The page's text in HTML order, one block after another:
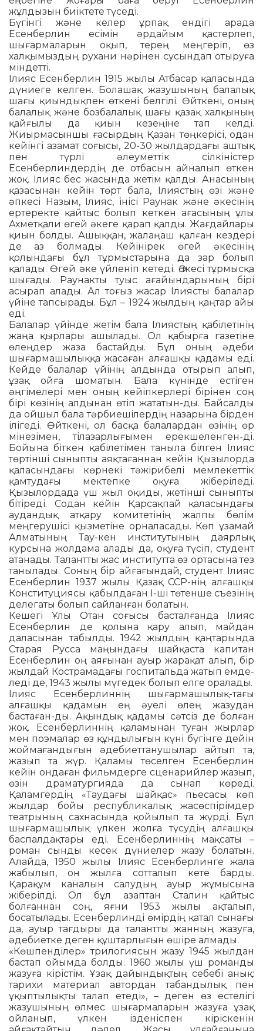
жұлдызын биіктете түседі.
Бүгінгі және келер ұрпақ ендігі арада
Есенберлин есімін әрдайым қастерлеп,
шығармаларын оқып, терең меңгеріп, өз
халқымыздың рухани нәрінен сусындап отыруға
міндетті.
Ілияс Есенберлин 1915 жылы Атбасар қаласында
дүниеге келген. Болашақ жазушының балалық
шағы қиындықпен өткені белгілі. Өйткені, оның
балалық және бозбалалық шағы қазақ халқының
қайғылы да қиын кезеңіне тап келді.
Жиырмасыншы ғасырдың Қазан төң­ке­рісі, одан
кейінгі азамат соғысы, 20-30 жыл­дардағы аштық
пен түрлі әлеуметтік сілкіністер
Есенберлиндердің де отбасын айналып өткен
жоқ. Ілияс бес жасында жетім қалды. Анасының
қазасынан кейін төрт бала, Ілиястың өзі және
әпкесі Назым, Ілияс, інісі Раунак және әкесінің
ертеректе қайтыс болып кеткен ағасының ұлы
Ахметқали өгей әкеге қарап қалды. Жағдайлары
қиын болды. Ашыққан, жа­лаң­аш қалған кездері
де аз болмады. Ке­йінірек өгей әкесінің
қолындағы бұл тұрмыстарына да зар болып
қалады. Өгей әке үйленіп кетеді. Әпкесі тұрмысқа
шығады. Раунакты туыс ағайындарының бірі
асырап алады. Ал тоғыз жасар Ілияс­ты балалар
үйіне тапсырады. Бұл – 1924 жылдың қаңтар айы
еді.
Балалар үйінде жетім бала Ілиястың қабілетінің
жаңа қырлары ашылады. Ол қабырға газетіне
өлеңдер жаза бастайды. Бұл оның әдеби
шығармашылыққа жасаған алғашқы қадамы еді.
Кейде бала­лар үйінің алдында отырып алып,
ұзақ ойға шоматын. Бала күнінде естіген
әңгімелері мен оның кейіпкерлері бірінен соң
бірі көзінің алдынан өтіп жататын-ды. Байсалды
да ойшыл бала тәрбиешілердің назарына бірден
ілігеді. Өйткені, ол бас­қа балалардан өзінің өр
мінезімен, тіл­азарлығымен ерекшеленген-ді.
Бойына біткен қабілетімен таныла білген Ілияс
төртінші сыныпты аяқтағаннан кейін Қызы­лорда
қаласындағы көрнекі тәжіри­белі мемлекеттік
қамтудағы мектепке оқуға жіберіледі.
Қызылордада үш жыл оқиды, жетінші сыныпты
бітіреді. Содан кейін Қарсақпай қаласындағы
аудандық атқару комитетінің жалпы бөлім
меңгеру­шісі қызметіне орналасады. Көп ұзамай
Алматының Тау-кен институтының даяр­лық
курсына жолдама алады да, оқуға түсіп, студент
атанады. Талантты жас инс­титутта өз ортасына тез
танылады. Соның бір айғағындай, студент Ілияс
Есенберлин 1937 жылы Қазақ ССР-нің алғашқы
Конституциясы қабылдаған І-ші төтенше съез­інің
делегаты болып сайланған болатын.
Кешегі Ұлы Отан соғысы басталғанда Ілияс
Есенберлин де қолына қару алып, майдан
даласынан табылды. 1942 жыл­дың қаңтарында
Старая Русса маңындағы шайқаста капитан
Есенберлин оң аяғы­нан ауыр жарақат алып, бір
жылдай Кост­рамадағы госпитальда жатып емде­
леді де, 1943 жылы мүгедек болып елге оралады.
Ілияс Есенберлиннің шығармашылық-тағы
алғашқы қадамын ең әуелі өлең жазудан
бастаған-ды. Ақындық қадамы сәтсіз де болған
жоқ. Есенберлиннің қала­мынан туған жырлар
мен поэмалар өз құндылығын күні бүгінге дейін
жойма­ған­дығын әдебиеттанушылар айтып та,
жазып та жүр. Қаламы төселген Есенберлин
кейін ондаған фильмдерге сценарийлер жазып,
өзін драматургияда да сынап көреді.
Қаламгердің «Таудағы шайқас» пьесасы көп
жылдар бойы республикалық жасөспірімдер
театрының сахнасында қойылып та жүрді. Бұл
шығармашылық үлкен жолға түсудің алғашқы
баспалдақ­тары еді. Есенберлиннің мақсаты –
роман сынды кесек дүниелер жазу болатын.
Алайда, 1950 жылы Ілияс Есенберлинге жала
жабылып, он жылға сотталып кете барды.
Қарақұм каналын салудың ауыр жұмысына
жіберілді. Ол бұл азаптан Ста­лин қайтыс
болғаннан соң, яғни 1953 жылы ақталып,
босатылады. Есенбер­лин­ді өмірдің қатал сынағы
да, ауыр тағ­дыры да талантты жанның жазуға,
әде­би­етке деген құштарлығын өшіре ал­мады.
«Көшпенділер» трилогиясын жазу 1945 жылдан
бастап ойымда болды. 1960 жылы үш романды
жазуға кірістім. Ұзақ дайындықтың себебі анық:
тарихи материал автордан табандылық пен
ұқыптылықты талап етеді», – деген өз естелігі
жазушының өлмес шығармаларын жазуға ұзақ
ойланып, үлкен ізденіспен кіріскенін